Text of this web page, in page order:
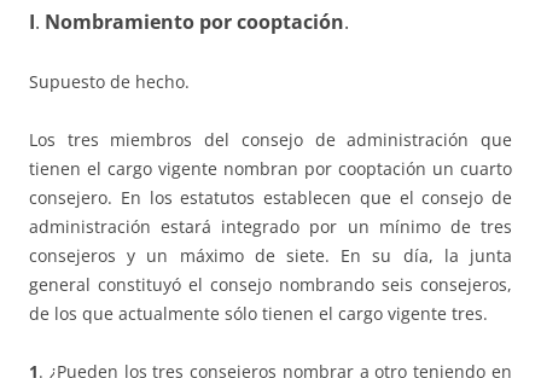
I. Nombramiento por cooptación.
Supuesto de hecho.
Los tres miembros del consejo de administración que
tienen el cargo vigente nombran por cooptación un cuarto
consejero. En los estatutos establecen que el consejo de
administración estará integrado por un mínimo de tres
consejeros y un máximo de siete. En su día, la junta
general constituyó el consejo nombrando seis consejeros,
de los que actualmente sólo tienen el cargo vigente tres.
1. ¿Pueden los tres consejeros nombrar a otro teniendo en